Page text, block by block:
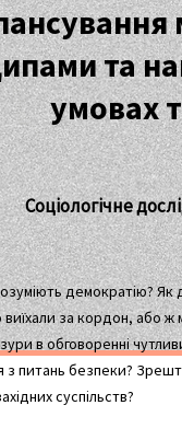
Соціологічне
та
умовах
демократію?
за кордон, або
в обговоренні
з питань безпеки?
суспільств?